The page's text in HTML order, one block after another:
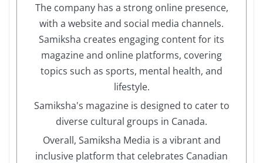
The company has a strong online presence,
with a website and social media channels.
Samiksha creates engaging content for its
magazine and online platforms, covering
topics such as sports, mental health, and
lifestyle.
Samiksha's magazine is designed to cater to
diverse cultural groups in Canada.
Overall, Samiksha Media is a vibrant and
inclusive platform that celebrates Canadian